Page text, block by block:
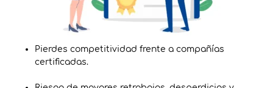
Pierdes competitividad frente a compañías
certificadas.